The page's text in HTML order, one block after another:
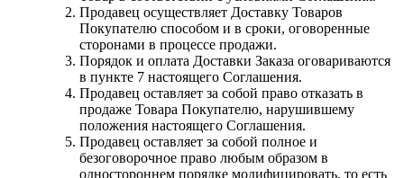
Продавец осуществляет Доставку Товаров
Покупателю способом и в сроки, оговоренные
сторонами в процессе продажи.
Порядок и оплата Доставки Заказа оговариваются
в пункте 7 настоящего Соглашения.
Продавец оставляет за собой право отказать в
продаже Товара Покупателю, нарушившему
положения настоящего Соглашения.
Продавец оставляет за собой полное и
безоговорочное право любым образом в
одностороннем порядке модифицировать, то есть